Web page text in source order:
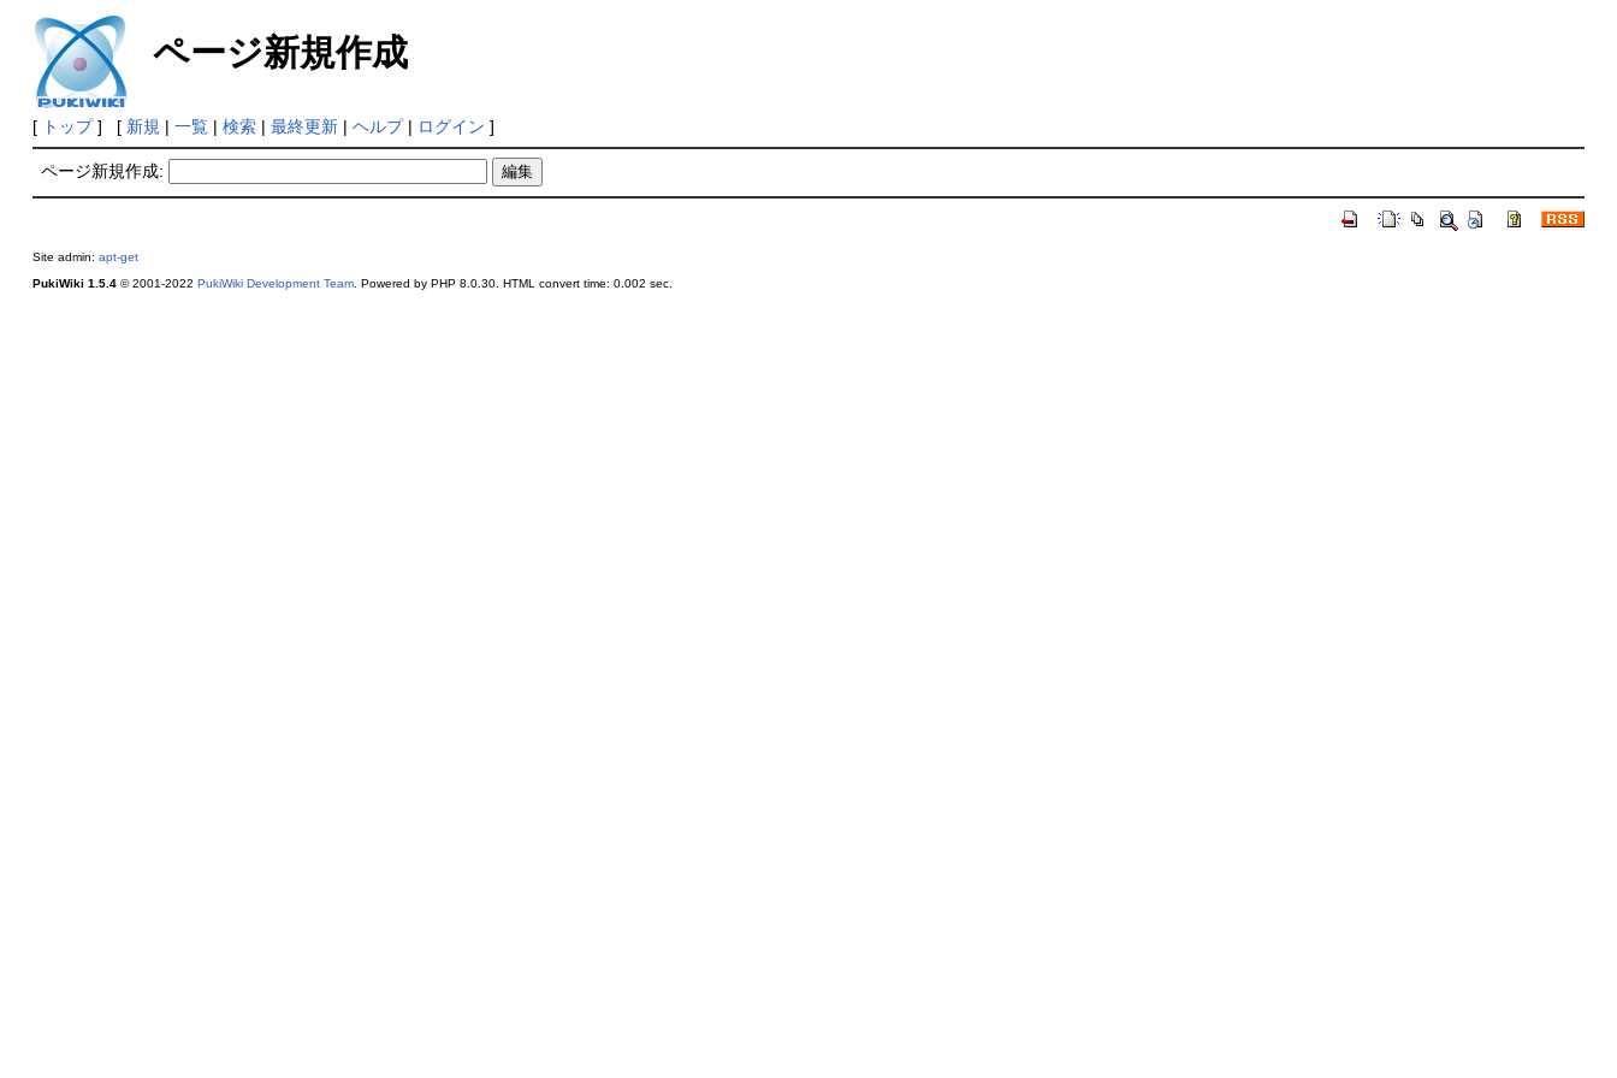
ページ新規作成
[ トップ] [ 新規 | 一覧| 検索| 最終更新| ヘルプ| ログイン ]
ページ新規作成:
Site admin: apt-get
PukiWiki 1.5.4© 2001-2022 PukiWiki Development Team. Powered by PHP 8.0.30. HTML convert time: 0.002 sec.